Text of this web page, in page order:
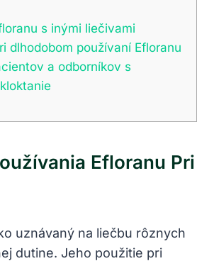
s inými liečivami
dlhodobom používaní Efloranu
a odborníkov s
Efloranu Pri
uznávaný na liečbu rôznych
dutine. Jeho použitie pri